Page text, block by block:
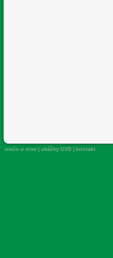
niečo o mne | ukážky DVD | kontakt